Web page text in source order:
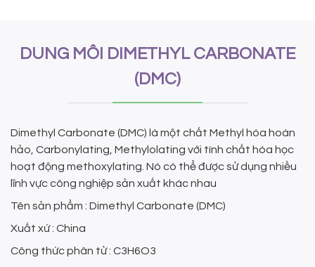
DUNG MÔI DIMETHYL CARBONATE
(DMC)
Dimethyl Carbonate (DMC) là một chất Methyl hóa hoàn
hảo, Carbonylating, Methylolating với tính chất hóa học
hoạt động methoxylating. Nó có thể được sử dụng nhiều
lĩnh vực công nghiệp sản xuất khác nhau
Tên sản phẩm : Dimethyl Carbonate (DMC)
Xuất xứ : China
Công thức phân tử : C3H6O3